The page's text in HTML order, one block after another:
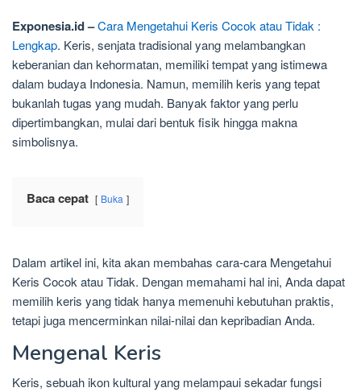
Exponesia.id –Cara Mengetahui Keris Cocok atau Tidak :
Lengkap. Keris, senjata tradisional yang melambangkan
keberanian dan kehormatan, memiliki tempat yang istimewa
dalam budaya Indonesia. Namun, memilih keris yang tepat
bukanlah tugas yang mudah. Banyak faktor yang perlu
dipertimbangkan, mulai dari bentuk fisik hingga makna
simbolisnya.
Baca cepat Buka
Dalam artikel ini, kita akan membahas cara-cara Mengetahui
Keris Cocok atau Tidak. Dengan memahami hal ini, Anda dapat
memilih keris yang tidak hanya memenuhi kebutuhan praktis,
tetapi juga mencerminkan nilai-nilai dan kepribadian Anda.
Mengenal Keris
Keris, sebuah ikon kultural yang melampaui sekadar fungsi